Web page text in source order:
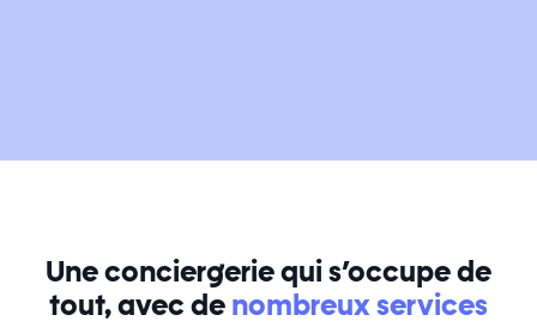
Une conciergerie qui s’occupe de
tout, avec denombreux services